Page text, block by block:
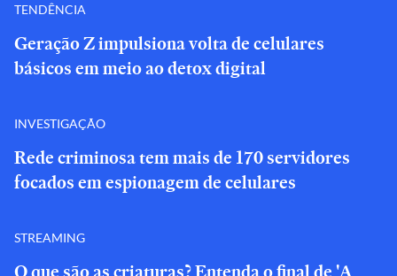
TENDÊNCIA
Geração Z impulsiona volta de celulares
básicos em meio ao detox digital
INVESTIGAÇÃO
Rede criminosa tem mais de 170 servidores
focados em espionagem de celulares
STREAMING